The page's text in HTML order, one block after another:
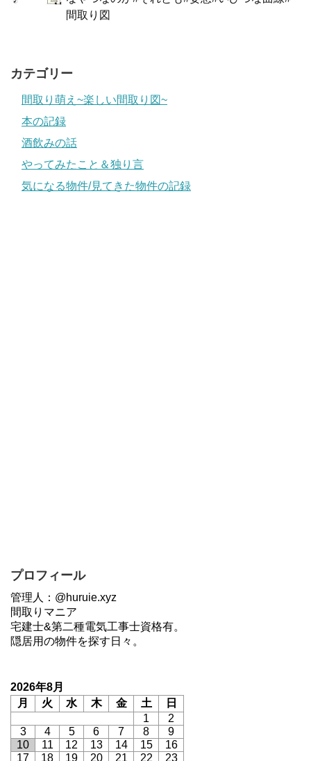
間取り図
カテゴリー
間取り萌え~楽しい間取り図~
本の記録
酒飲みの話
やってみたこと＆独り言
気になる物件/見てきた物件の記録
プロフィール
管理人：@huruie.xyz
間取りマニア
宅建士&第二種電気工事士資格有。
隠居用の物件を探す日々。
2026年8月
月
火 水 木 金 土
日
1
2
3
4 5 6 7 8
9
10
11 12 13 14 15
16
17
18 19 20 21 22 23